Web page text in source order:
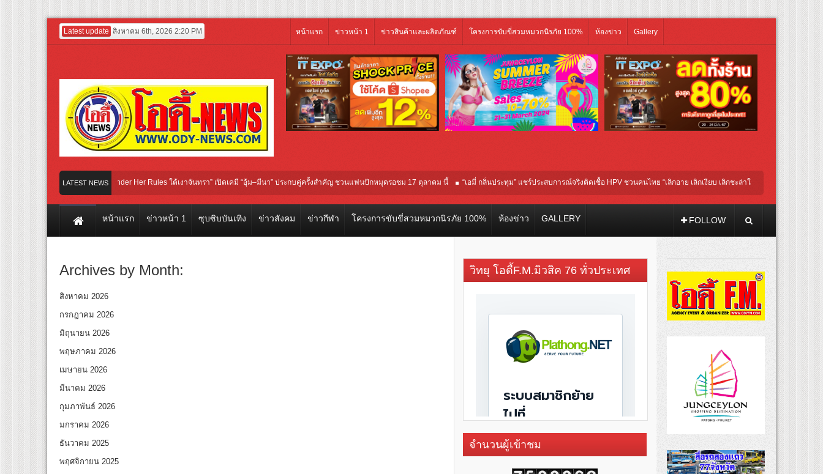
Latest update สิงหาคม 6th, 2026 2:20 PM หน้าแรก ข่าวหน้า 1 ข่าวสินค้าและผลิตภัณฑ์ โครงการขับขี่สวมหมวกนิรภัย 100% ห้องข่าว Gallery
LATEST NEWS
วงสรวงซีรีส์ iQIYI Original “Under Her Rules ใต้เงาจันทรา” เปิดเคมี “อุ้ม–มีนา” ประกบคู่ครั้งสำคัญ ชวนแฟนปักหมุดรอชม 17 ตุลาคม นี้ “เอมี่ กลิ่นประทุม” แชร์ประสบการณ์จริงติดเชื้อ HPV ชวนคนไทย “เลิกอาย เลิกเงียบ เลิกชะล่าใจ” เรื่อง HPV ในแคมเปญ
วอย่างแรก! ภาพยนตร์ฟอร์มยักษ์ ‘คุณยายวรนาฏ’ (INHERIT) เตรียมคายตะขาบหนังไทยในรอบปฐมทัศน์โลก ณ เทศกาลภาพยนตร์นานาชาติโตรอนโต “จุ๋ย วรัทยา” ทุ่มสุดชีวิต โกนหัวรับบทแม่ชี นำทีมนักแสดงประชันความสยอง!
หน้าแรก ข่าวหน้า 1 ซุบซิบบันเทิง ข่าวสังคม ข่าวกีฬา โครงการขับขี่สวมหมวกนิรภัย 100% ห้องข่าว GALLERY FOLLOW
Archives by Month:
สิงหาคม 2026
กรกฎาคม 2026
มิถุนายน 2026
พฤษภาคม 2026
เมษายน 2026
มีนาคม 2026
กุมภาพันธ์ 2026
มกราคม 2026
ธันวาคม 2025
พฤศจิกายน 2025
วิทยุ โอดี้F.M.มิวสิค 76 ทั่วประเทศ
จำนวนผู้เข้าชม